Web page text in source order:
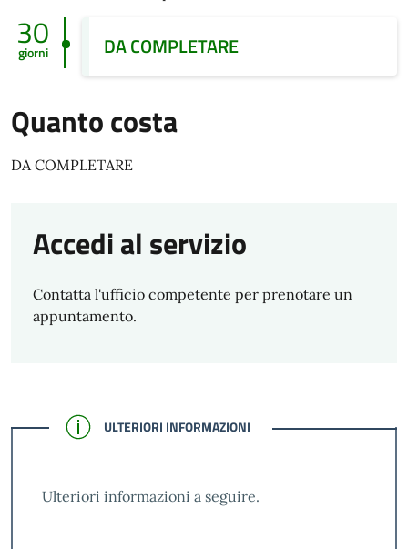
30
giorni DA COMPLETARE
Quanto costa
DA COMPLETARE
Accedi al servizio
Contatta l'ufficio competente per prenotare un
appuntamento.
CONFERMATO
ULTERIORI INFORMAZIONI
Ulteriori informazioni a seguire.